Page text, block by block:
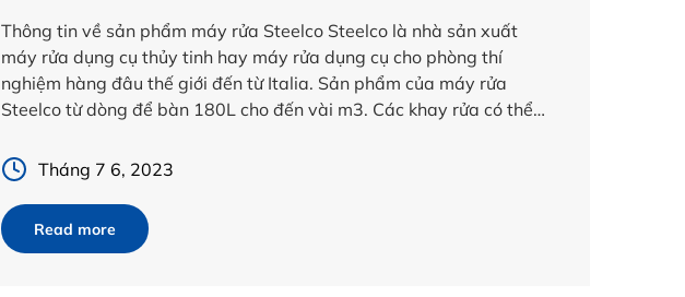
Thông tin về sản phẩm máy rửa Steelco Steelco là nhà sản xuất
máy rửa dụng cụ thủy tinh hay máy rửa dụng cụ cho phòng thí
nghiệm hàng đâu thế giới đến từ Italia. Sản phẩm của máy rửa
Steelco từ dòng để bàn 180L cho đến vài m3. Các khay rửa có thể
Tháng 7 6, 2023
Read more